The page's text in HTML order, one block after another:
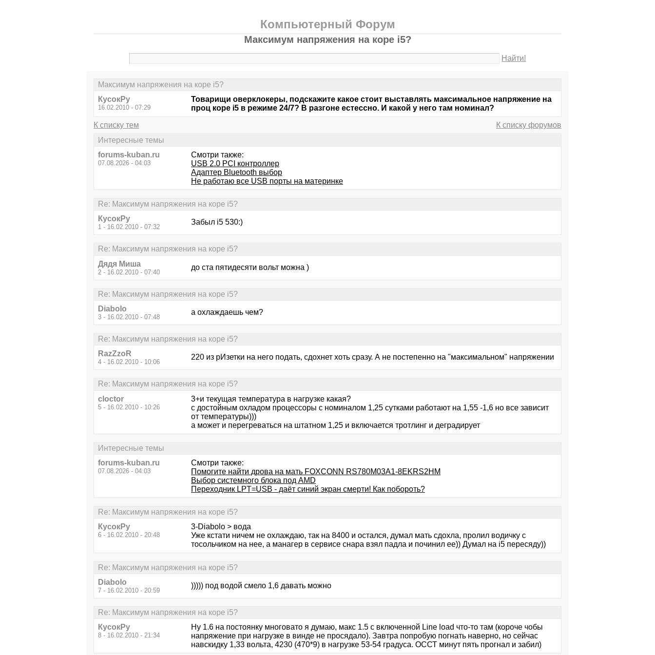
Компьютерный Форум
Максимум напряжения на коре i5?
Найти!
Максимум напряжения на коре i5?
КусокРу
16.02.2010 - 07:29
Товарищи оверклокеры, подскажите какое стоит выставлять максимальное напряжение на
проц коре i5 в режиме 24/7? В разгоне естессно. И какой у него там номинал?
К списку тем
К списку форумов
Интересные темы
forums-kuban.ru
07.08.2026 - 04:03
Смотри также:
USB 2.0 PCI контроллер
Адаптер Bluetooth выбор
Не работаю все USB порты на материнке
Re: Максимум напряжения на коре i5?
КусокРу
1 - 16.02.2010 - 07:32
Забыл i5 530:)
Re: Максимум напряжения на коре i5?
Дядя Миша
2 - 16.02.2010 - 07:40
до ста пятидесяти вольт можна )
Re: Максимум напряжения на коре i5?
Diabolo
3 - 16.02.2010 - 07:48
а охлаждаешь чем?
Re: Максимум напряжения на коре i5?
RazZzoR
4 - 16.02.2010 - 10:06
220 из рИзетки на него подать, сдохнет хоть сразу. А не постепенно на "максимальном" напряжении
Re: Максимум напряжения на коре i5?
cloctor
5 - 16.02.2010 - 10:26
3+и текущая температура в нагрузке какая?
с достойным охладом процессоры с номиналом 1,25 сутками работают на 1,55 -1,6 но все зависит
от температуры)))
а может и перегреваться на штатном 1,25 и включается тротлинг и деградирует
Интересные темы
forums-kuban.ru
07.08.2026 - 04:03
Смотри также:
Помогите найти дрова на мать FOXCONN RS780M03A1-8EKRS2HM
Выбор системного блока под АМD
Переходник LPT=USB - даёт синий экран смерти! Как побороть?
Re: Максимум напряжения на коре i5?
КусокРу
6 - 16.02.2010 - 20:48
3-Diabolo > вода
Уже кстати ничем не охлаждаю, так на 8400 и остался, думал мать сдохла, пролил водичку с
тосольчиком на нее, а манагер в сервисе снара взял падла и починил ее)) Думал на i5 пересяду))
Re: Максимум напряжения на коре i5?
Diabolo
7 - 16.02.2010 - 20:59
))))) под водой смело 1,6 давать можно
Re: Максимум напряжения на коре i5?
КусокРу
8 - 16.02.2010 - 21:34
Ну 1.6 на постоянку многовато я думаю, макс 1.5 с включенной Line load что-то там (короче чобы
напряжение при нагрузке в винде не просядало). Завтра попробую погнать наверно, но сейчас
навскидку 1,33 вольта, 4230 (470*9) в нагрузке 53-54 градуса. ОССТ минут пять прогнал и забил)